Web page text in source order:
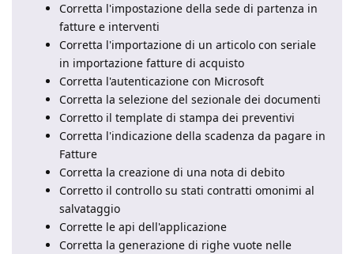
Corretta l'impostazione della sede di partenza in
fatture e interventi
Corretta l'importazione di un articolo con seriale
in importazione fatture di acquisto
Corretta l'autenticazione con Microsoft
Corretta la selezione del sezionale dei documenti
Corretto il template di stampa dei preventivi
Corretta l'indicazione della scadenza da pagare in
Fatture
Corretta la creazione di una nota di debito
Corretto il controllo su stati contratti omonimi al
salvataggio
Corrette le api dell'applicazione
Corretta la generazione di righe vuote nelle